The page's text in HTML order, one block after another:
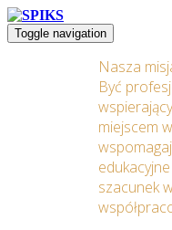
Toggle navigation
Nasza
Być
miejscem
szacunek